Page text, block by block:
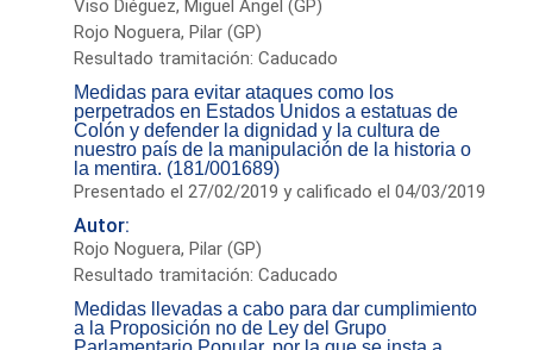
Viso Diéguez, Miguel Ángel (GP)
Rojo Noguera, Pilar (GP)
Resultado tramitación: Caducado
Medidas para evitar ataques como los
perpetrados en Estados Unidos a estatuas de
Colón y defender la dignidad y la cultura de
nuestro país de la manipulación de la historia o
la mentira. (181/001689)
Presentado el 27/02/2019 y calificado el 04/03/2019
Autor:
Rojo Noguera, Pilar (GP)
Resultado tramitación: Caducado
Medidas llevadas a cabo para dar cumplimiento
a la Proposición no de Ley del Grupo